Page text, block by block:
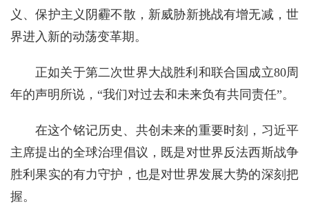
义、保护主义阴霾不散，新威胁新挑战有增无减，世
界进入新的动荡变革期。
正如关于第二次世界大战胜利和联合国成立80周
年的声明所说，“我们对过去和未来负有共同责任”。
在这个铭记历史、共创未来的重要时刻，习近平
主席提出的全球治理倡议，既是对世界反法西斯战争
胜利果实的有力守护，也是对世界发展大势的深刻把
握。